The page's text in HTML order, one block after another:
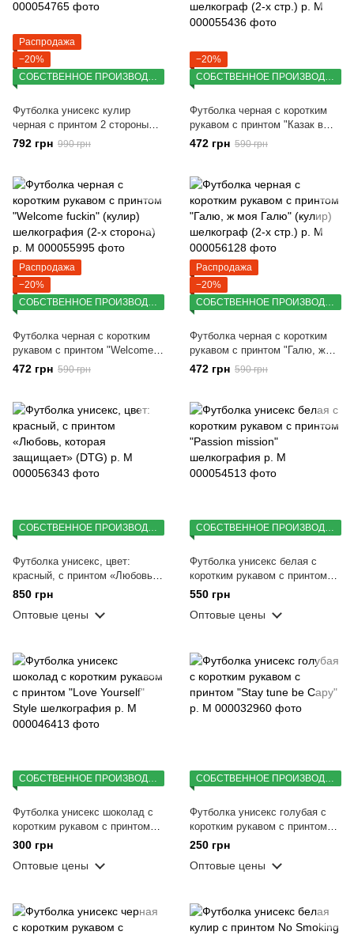
Распродажа
−20%
СОБСТВЕННОЕ ПРОИЗВОДСТВО
Футболка унисекс кулир
черная с принтом 2 стороны
"Сила и честь" (DTG) р. M
792 грн 990 грн
−20%
СОБСТВЕННОЕ ПРОИЗВОДСТВО
Футболка черная с коротким
рукавом с принтом "Казак в
венах" (кулир) шелкограф (2-х
стр.) р. M
472 грн 590 грн
Распродажа
−20%
СОБСТВЕННОЕ ПРОИЗВОДСТВО
Футболка черная с коротким
рукавом с принтом "Welcome
fuckin" (кулир) шелкография (2-
х сторона) р. M
472 грн 590 грн
Распродажа
−20%
СОБСТВЕННОЕ ПРОИЗВОДСТВО
Футболка черная с коротким
рукавом с принтом "Галю, ж
моя Галю" (кулир) шелкограф
(2-х стр.) р. M
472 грн 590 грн
СОБСТВЕННОЕ ПРОИЗВОДСТВО
Футболка унисекс, цвет:
красный, с принтом «Любовь,
которая защищает» (DTG) р. M
850 грн
Оптовые цены
СОБСТВЕННОЕ ПРОИЗВОДСТВО
Футболка унисекс белая с
коротким рукавом с принтом
"Passion mission" шелкография
550 грн
Оптовые цены
СОБСТВЕННОЕ ПРОИЗВОДСТВО
Футболка унисекс шоколад с
коротким рукавом с принтом
"Love Yourself" Style
шелкография р. M
300 грн
Оптовые цены
СОБСТВЕННОЕ ПРОИЗВОДСТВО
Футболка унисекс голубая с
коротким рукавом с принтом
"Stay tune be Capy" р. M
250 грн
Оптовые цены